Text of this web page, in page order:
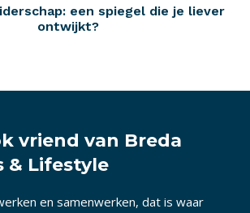
een spiegel die je liever
ontwijkt?
vriend van Breda
& Lifestyle
en samenwerken, dat is waar